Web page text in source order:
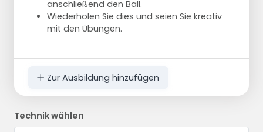
anschließend den Ball.
Wiederholen Sie dies und seien Sie kreativ
mit den Übungen.
Zur Ausbildung hinzufügen
Technik wählen